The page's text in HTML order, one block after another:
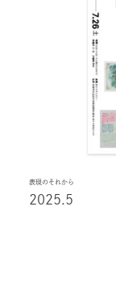
表現のそれから
2025.5